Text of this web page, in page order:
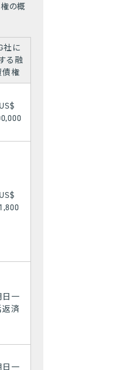
の概
社に
る融
債権
US$
US$
日一
返済
日一